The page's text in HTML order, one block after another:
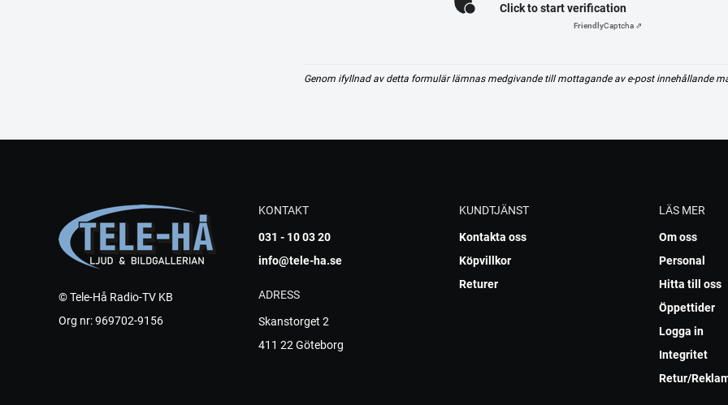
Click to start verification
FriendlyCaptcha ⇗
Genom ifyllnad av detta formulär lämnas medgivande till mottagande av e-post innehållande
© Tele-Hå Radio-TV KB
Org nr: 969702-9156
KONTAKT
031 - 10 03 20
info@tele-ha.se
ADRESS
Skanstorget 2
411 22 Göteborg
KUNDTJÄNST
Kontakta oss
Köpvillkor
Returer
LÄS MER
Om oss
Personal
Hitta till oss
Öppettider
Logga in
Integritet
Retur/